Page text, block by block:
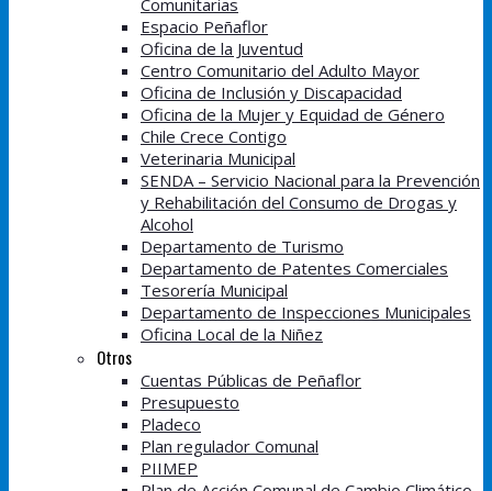
Comunitarias
Espacio Peñaflor
Oficina de la Juventud
Centro Comunitario del Adulto Mayor
Oficina de Inclusión y Discapacidad
Oficina de la Mujer y Equidad de Género
Chile Crece Contigo
Veterinaria Municipal
SENDA – Servicio Nacional para la Prevención
y Rehabilitación del Consumo de Drogas y
Alcohol
Departamento de Turismo
Departamento de Patentes Comerciales
Tesorería Municipal
Departamento de Inspecciones Municipales
Oficina Local de la Niñez
Otros
Cuentas Públicas de Peñaflor
Presupuesto
Pladeco
Plan regulador Comunal
PIIMEP